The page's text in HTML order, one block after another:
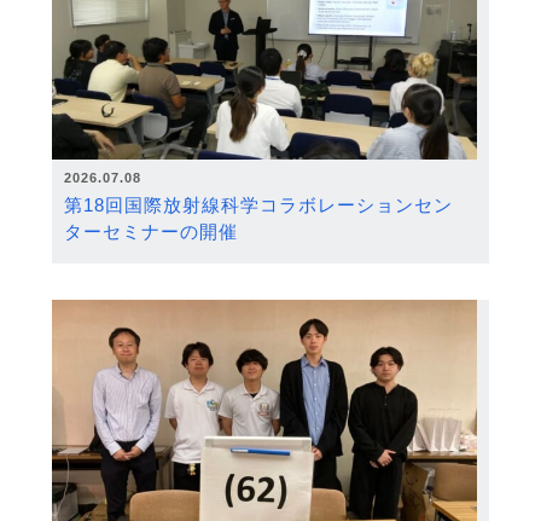
2026.07.08
第18回国際放射線科学コラボレーションセン
ターセミナーの開催